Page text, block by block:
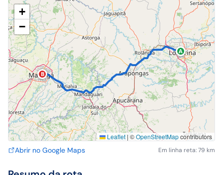
A
B
+
−
Leaflet | ©OpenStreetMapcontributors
Abrir no Google Maps Em linha reta: 79 km